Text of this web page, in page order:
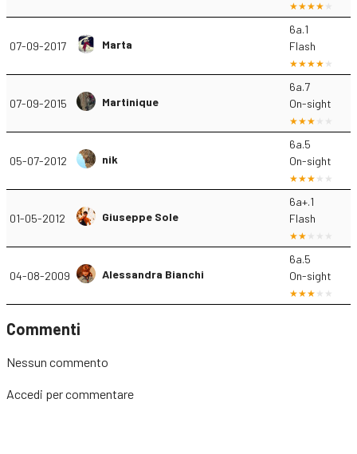
07-09-2017 Marta
6a.1
Flash
07-09-2015 Martinique
6a.7
On-sight
05-07-2012 nik
6a.5
On-sight
01-05-2012 Giuseppe Sole
6a+.1
Flash
04-08-2009 Alessandra Bianchi
6a.5
On-sight
Commenti
Nessun commento
Accedi per commentare